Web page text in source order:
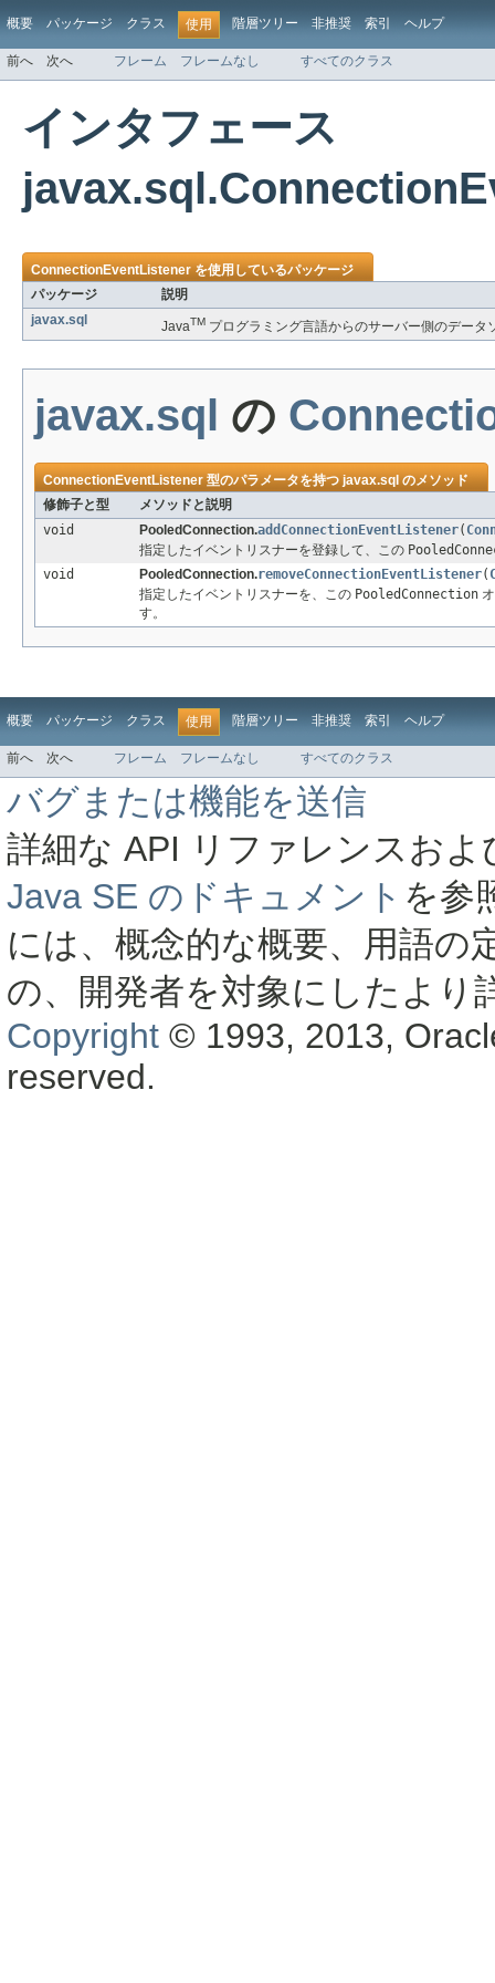
概要 パッケージ クラス 使用 階層ツリー 非推奨 索引 ヘルプ
前へ 次へ フレーム フレームなし すべてのクラス
インタフェース
ConnectionEventListenerを使用しているパッケージ
パッケージ
説明
javax.sql
JavaTM プログラミング言語からのサーバー側のデー
javax.sql の
ConnectionEventListener型のパラメータを持つjavax.sql のメソッド
修飾子と型
メソッドと説明
void
PooledConnection.addConnectionEventListener(
指定したイベントリスナーを登録して、この
void
PooledConnection.removeConnectionEventListener(
指定したイベントリスナーを、この PooledConnection
す。
概要 パッケージ クラス 使用 階層ツリー 非推奨 索引 ヘルプ
前へ 次へ フレーム フレームなし すべてのクラス
バグまたは機能を送信
詳細な API リファレンスお
Java SE のドキュメント を参
には、概念的な概要、用語の
の、開発者を対象にしたより
Copyright © 1993, 2013,
reserved.